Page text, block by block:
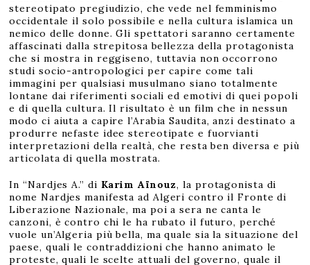
stereotipato pregiudizio, che vede nel femminismo
occidentale il solo possibile e nella cultura islamica un
nemico delle donne. Gli spettatori saranno certamente
affascinati dalla strepitosa bellezza della protagonista
che si mostra in reggiseno, tuttavia non occorrono
studi socio-antropologici per capire come tali
immagini per qualsiasi musulmano siano totalmente
lontane dai riferimenti sociali ed emotivi di quei popoli
e di quella cultura. Il risultato è un film che in nessun
modo ci aiuta a capire l’Arabia Saudita, anzi destinato a
produrre nefaste idee stereotipate e fuorvianti
interpretazioni della realtà, che resta ben diversa e più
articolata di quella mostrata.
In “Nardjes A.” di Karim Aïnouz, la protagonista di
nome Nardjes manifesta ad Algeri contro il Fronte di
Liberazione Nazionale, ma poi a sera ne canta le
canzoni, è contro chi le ha rubato il futuro, perché
vuole un’Algeria più bella, ma quale sia la situazione del
paese, quali le contraddizioni che hanno animato le
proteste, quali le scelte attuali del governo, quale il